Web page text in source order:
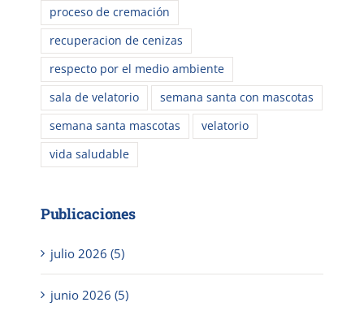
proceso de cremación
recuperacion de cenizas
respecto por el medio ambiente
sala de velatorio
semana santa con mascotas
semana santa mascotas
velatorio
vida saludable
Publicaciones
julio 2026 (5)
junio 2026 (5)